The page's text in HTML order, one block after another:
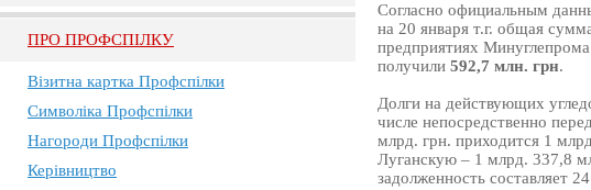
ПРО ПРОФСПIЛКУ
Візитна картка Профспілки
Символіка Профспілки
Нагороди Профспілки
Керівництво
Согласно официальным
на 20 января т.г. общая
предприятиях Минуглепрома
получили 592,7 млн. грн.
Долги на действующих
числе непосредственно
млрд. грн. приходится 1
Луганскую – 1 млрд. 337,8
задолженность составляет